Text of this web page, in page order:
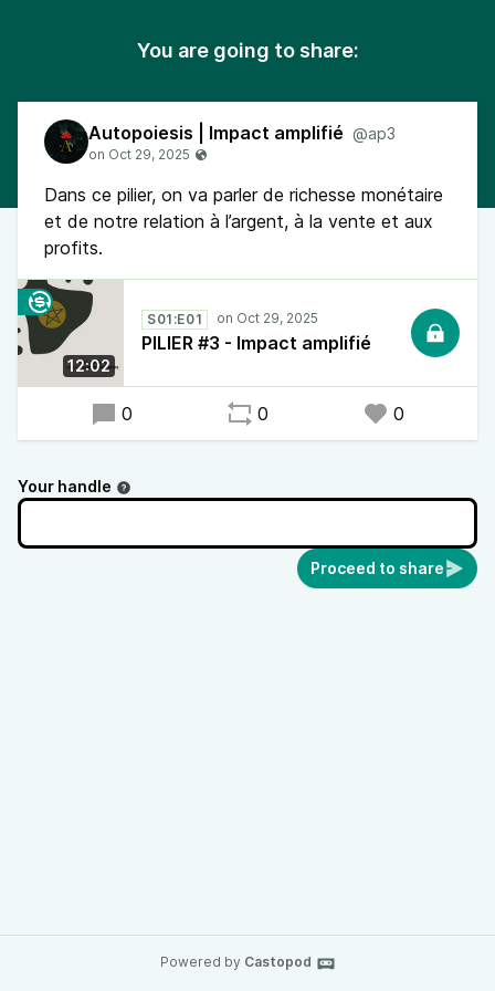
You are going to share:
Autopoiesis | Impact amplifié @ap3
Dans ce pilier, on va parler de richesse monétaire
et de notre relation à l’argent, à la vente et aux
profits.
12:02
S01:E01
PILIER #3 - Impact amplifié
0 0 0
Your handle
Proceed to share
Powered by Castopod